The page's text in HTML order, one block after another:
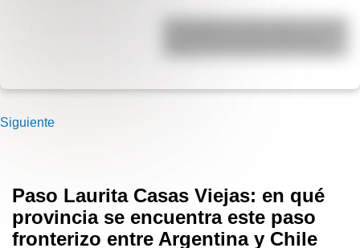
17 de agosto: cómo hacer el Cruce
Siguiente
Paso Laurita Casas Viejas: en qué
provincia se encuentra este paso
fronterizo entre Argentina y Chile